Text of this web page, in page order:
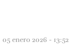
05 enero 2026 - 13:52